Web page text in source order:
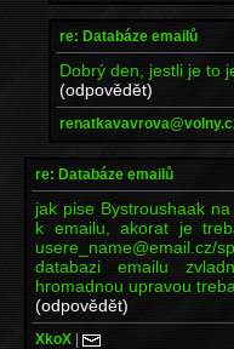
re: Databáze emailů
Dobrý den, jestli je to
(odpovědět)
re: Databáze emailů
jak pise Bystroushaak
k emailu, akorat je
databazi emailu
hromadnou upravou
(odpovědět)
XkoX |